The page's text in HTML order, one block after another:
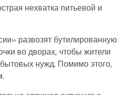
нехватка питьевой и
развозят бутилированную
во дворах, чтобы жители
нужд. Помимо этого,